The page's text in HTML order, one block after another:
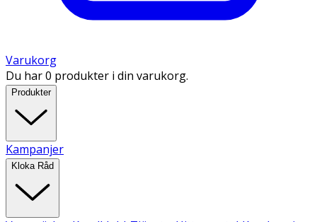
Varukorg
Du har 0 produkter i din varukorg.
Produkter
Kampanjer
Kloka Råd